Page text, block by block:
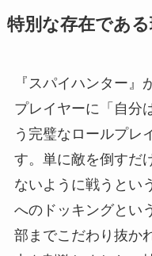
特別な存在であ
『スパイハンター』
プレイヤーに「自分
う完璧なロールプレ
す。単に敵を倒すだ
ないように戦うとい
へのドッキングとい
部までこだわり抜か